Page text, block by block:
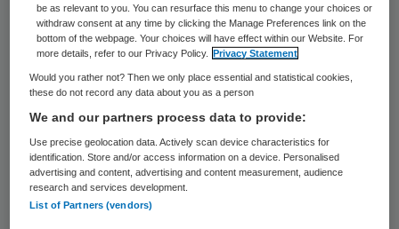
Tot tien jaar geleden was de aandacht voor
gastvrijheid bij Isala verdeeld over
afdelingen, zoals in veel ziekenhuizen het
geval is. In 2013 koos Isala voor een
integrale aanpak en stelde in 2015 Johan
Jonker aan als gastvrijheidsmanager. Zijn
missie? Breng gastvrijheid in het dna van
Isala.
be as relevant to you. You can resurface this menu to change your choices or
withdraw consent at any time by clicking the Manage Preferences link on the
bottom of the webpage. Your choices will have effect within our Website. For
more details, refer to our Privacy Policy.
Privacy Statement
Would you rather not? Then we only place essential and statistical cookies,
these do not record any data about you as a person
We and our partners process data to provide:
Use precise geolocation data. Actively scan device characteristics for
identification. Store and/or access information on a device. Personalised
advertising and content, advertising and content measurement, audience
research and services development.
List of Partners (vendors)